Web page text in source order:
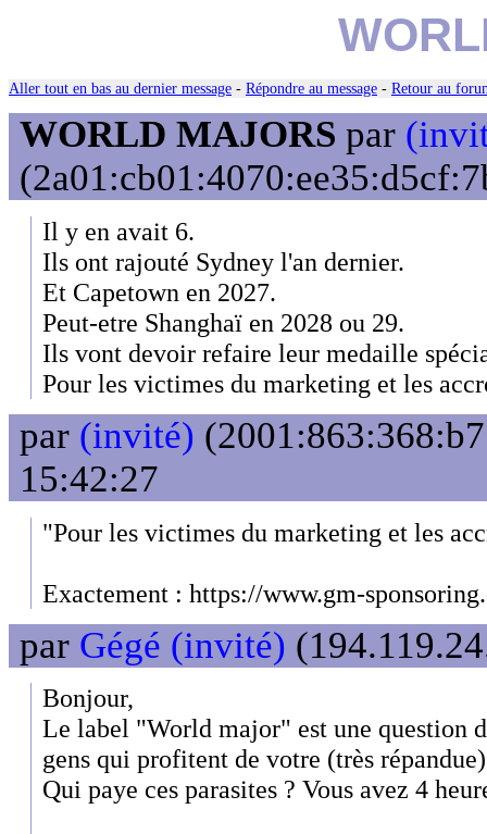
Aller tout en bas au dernier message - Répondre au message - Retour au
WORLD MAJORS par
Il y en avait 6.
Ils ont rajouté Sydney l'an dernier.
Et Capetown en 2027.
Peut-etre Shanghaï en 2028 ou 29.
Ils vont devoir refaire leur medaille
Pour les victimes du marketing et les
par (invité)
15:42:27
"Pour les victimes du marketing et les
Exactement : https://www.gm-
par Gégé (invité)
Bonjour,
Le label "World major" est une question
gens qui profitent de votre (très
Qui paye ces parasites ? Vous avez 4